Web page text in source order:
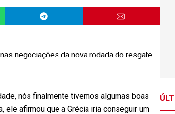
negociações da nova rodada do resgate
nós finalmente tivemos algumas boas
ele afirmou que a Grécia iria conseguir um